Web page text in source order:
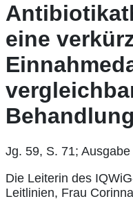
eine
Jg. 59, S. 71;
Die Leiterin des
Leitlinien, Frau